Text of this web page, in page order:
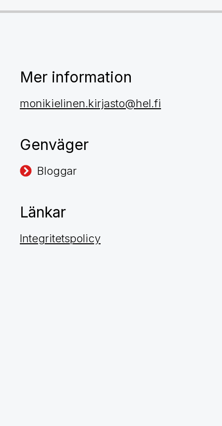
Mer information
monikielinen.kirjasto@hel.fi
Genväger
Bloggar
Länkar
Integritetspolicy